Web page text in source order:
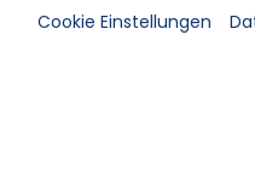
Cookie Einstellungen